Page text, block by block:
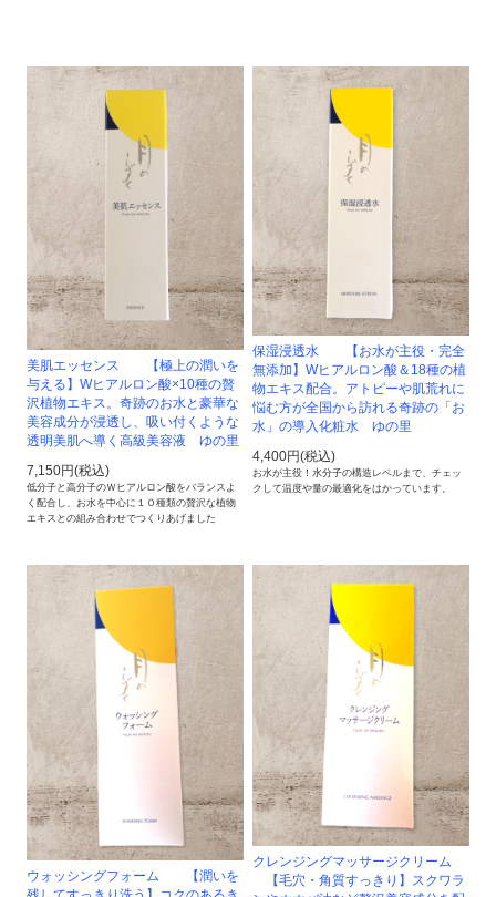
美肌エッセンス 【極上の潤いを
与える】Wヒアルロン酸×10種の贅
沢植物エキス。奇跡のお水と豪華な
美容成分が浸透し、吸い付くような
透明美肌へ導く高級美容液 ゆの里
7,150円(税込)
低分子と高分子のＷヒアルロン酸をバランスよ
く配合し、お水を中心に１０種類の贅沢な植物
エキスとの組み合わせでつくりあげました
保湿浸透水 【お水が主役・完全
無添加】Wヒアルロン酸＆18種の植
物エキス配合。アトピーや肌荒れに
悩む方が全国から訪れる奇跡の「お
水」の導入化粧水 ゆの里
4,400円(税込)
お水が主役！水分子の構造レベルまで、チェッ
クして温度や量の最適化をはかっています。
ウォッシングフォーム 【潤いを
残してすっきり洗う】コクのあるき
クレンジングマッサージクリーム
【毛穴・角質すっきり】スクワラ